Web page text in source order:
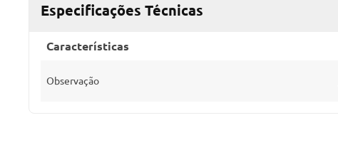
Especificações Técnicas
Características
Observação